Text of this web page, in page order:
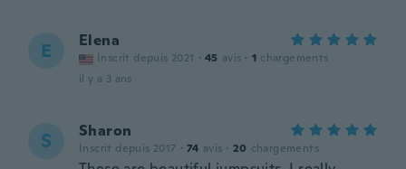
E Elena
Inscrit depuis 2021 · 45 avis · 1 chargements
il y a 3 ans
S Sharon
Inscrit depuis 2017 · 74 avis · 20 chargements